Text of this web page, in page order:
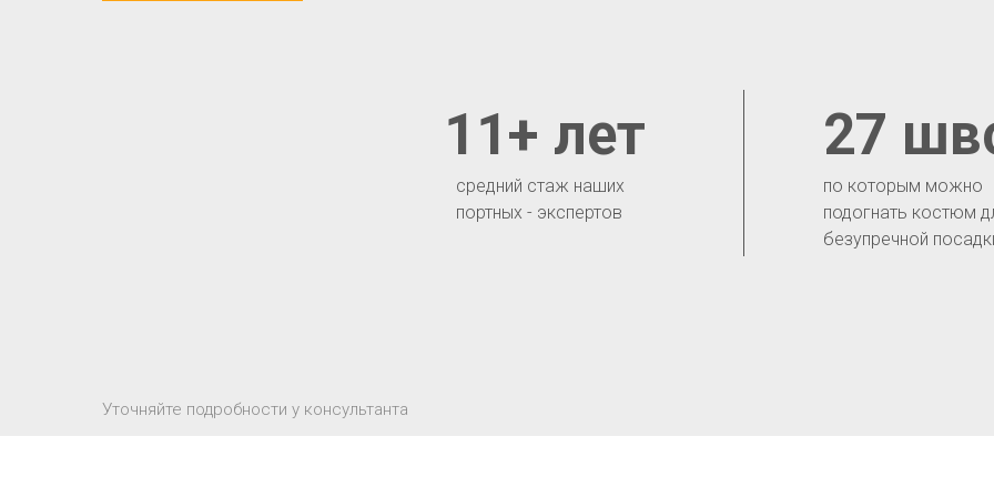
по которым можно
подогнать костюм
безупречной
27
средний стаж наших
портных - экспертов
11+ лет
Уточняйте подробности у консультанта